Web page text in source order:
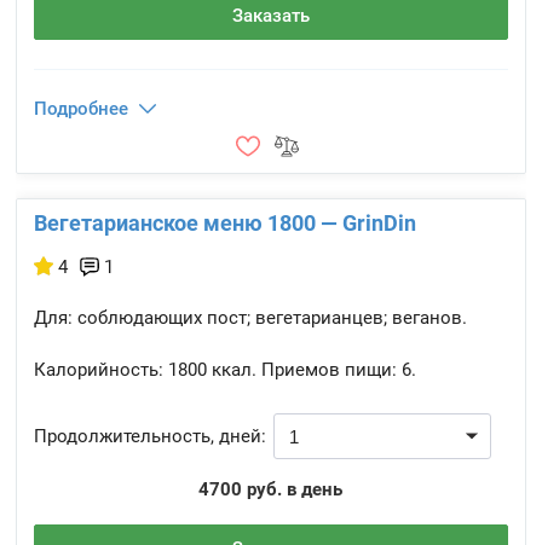
Заказать
Подробнее
Вегетарианское меню 1800 — GrinDin
4 1
Для: соблюдающих пост; вегетарианцев; веганов.
Калорийность: 1800 ккал. Приемов пищи: 6.
Продолжительность, дней:
4700 руб. в день